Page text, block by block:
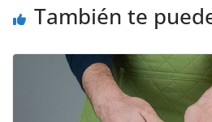
También te